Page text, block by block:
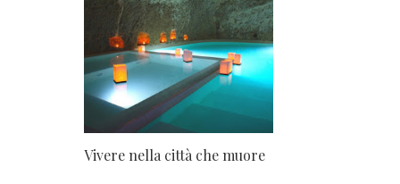
Vivere nella città che muore